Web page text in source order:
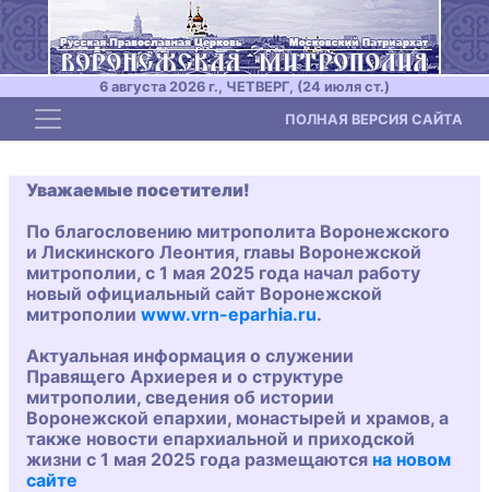
6 августа 2026 г., ЧЕТВЕРГ, (24 июля ст.)
Toggle navigation ПОЛНАЯ ВЕРСИЯ САЙТА
Уважаемые посетители!
По благословению митрополита Воронежского
и Лискинского Леонтия, главы Воронежской
митрополии, с 1 мая 2025 года начал работу
новый официальный сайт Воронежской
митрополии www.vrn-eparhia.ru.
Актуальная информация о служении
Правящего Архиерея и о структуре
митрополии, сведения об истории
Воронежской епархии, монастырей и храмов, а
также новости епархиальной и приходской
жизни с 1 мая 2025 года размещаются на новом
сайте